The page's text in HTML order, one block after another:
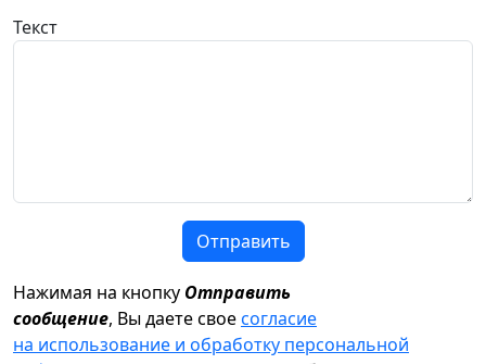
Текст
Отправить
Нажимая на кнопку Отправить
сообщение, Вы даете своесогласие
на использование и обработку персональной